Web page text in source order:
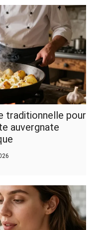
traditionnelle pour
auvergnate